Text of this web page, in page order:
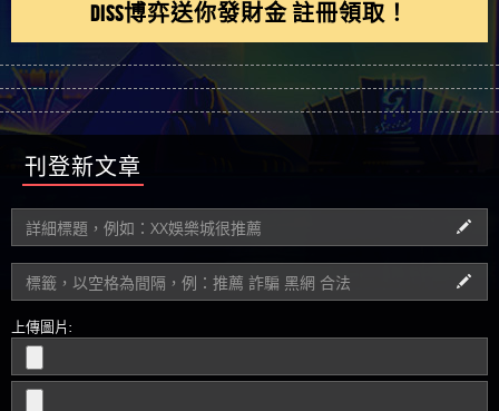
DISS博弈送你發財金 註冊領取！
刊登新文章
上傳圖片: